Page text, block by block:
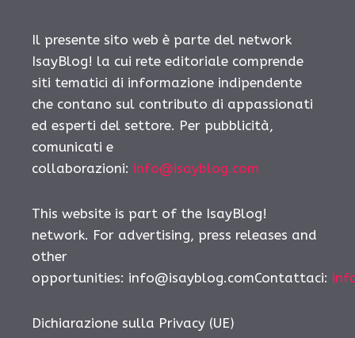
Il presente sito web è parte del network
IsayBlog! la cui rete editoriale comprende
siti tematici di informazione indipendente
che contano sul contributo di appassionati
ed esperti del settore. Per pubblicità,
comunicati e
collaborazioni: info@isayblog.com
This website is part of the IsayBlog!
network. For advertising, press releases and
other
opportunities: info@isayblog.comContattaci:
Dichiarazione sulla Privacy (UE)